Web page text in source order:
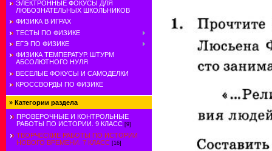
ЭЛЕКТРОННЫЕ ФОКУСЫ ДЛЯ
ЛЮБОЗНАТЕЛЬНЫХ ШКОЛЬНИКОВ
ФИЗИКА В ИГРАХ
ТЕСТЫ ПО ФИЗИКЕ
ЕГЭ ПО ФИЗИКЕ
ФИЗИКА ТЕМПЕРАТУР. ШТУРМ
АБСОЛЮТНОГО НУЛЯ
ВЕСЕЛЫЕ ФОКУСЫ И САМОДЕЛКИ
КРОССВОРДЫ ПО ФИЗИКЕ
» Категории раздела
ПРОВЕРОЧНЫЕ И КОНТРОЛЬНЫЕ
РАБОТЫ ПО ИСТОРИИ. 9 КЛАСС [9]
ТВОРЧЕСКИЕ РАБОТЫ ПО ИСТОРИИ
НОВОГО ВРЕМЕНИ. 7 КЛАСС [16]